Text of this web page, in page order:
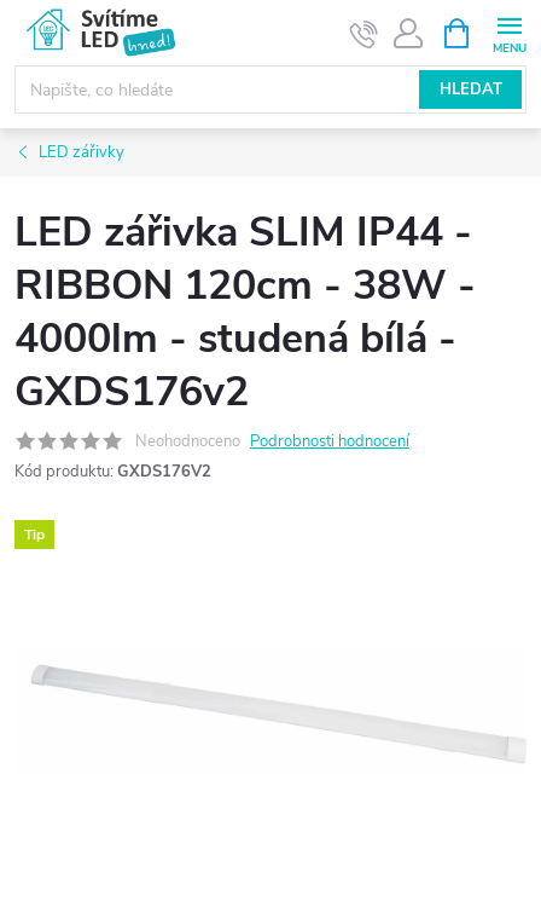
obsah
HLEDAT
NÁKUPNÍ
KOŠÍK
LED zářivky
LED zářivka SLIM IP44 -
RIBBON 120cm - 38W -
4000lm - studená bílá -
GXDS176v2
Neohodnoceno Podrobnosti hodnocení
Kód produktu: GXDS176V2
Tip